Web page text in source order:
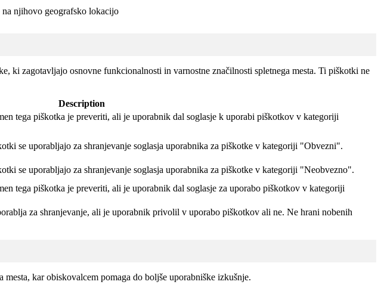
na njihovo geografsko lokacijo
ki zagotavljajo osnovne funkcionalnosti in varnostne značilnosti spletnega mesta. Ti piškotki ne
Description
tega piškotka je preveriti, ali je uporabnik dal soglasje k uporabi piškotkov v kategoriji
se uporabljajo za shranjevanje soglasja uporabnika za piškotke v kategoriji "Obvezni".
se uporabljajo za shranjevanje soglasja uporabnika za piškotke v kategoriji "Neobvezno".
tega piškotka je preveriti, ali je uporabnik dal soglasje za uporabo piškotkov v kategoriji
za shranjevanje, ali je uporabnik privolil v uporabo piškotkov ali ne. Ne hrani nobenih
kar obiskovalcem pomaga do boljše uporabniške izkušnje.